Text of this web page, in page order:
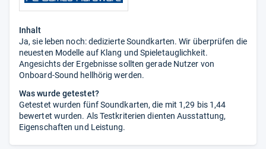
sich
Inhalt
Ja, sie leben noch: dedizierte Soundkarten. Wir überprüfen die
neuesten Modelle auf Klang und Spieletauglichkeit.
Angesichts der Ergebnisse sollten gerade Nutzer von
Onboard-Sound hellhörig werden.
Was wurde getestet?
Getestet wurden fünf Soundkarten, die mit 1,29 bis 1,44
bewertet wurden. Als Testkriterien dienten Ausstattung,
Eigenschaften und Leistung.